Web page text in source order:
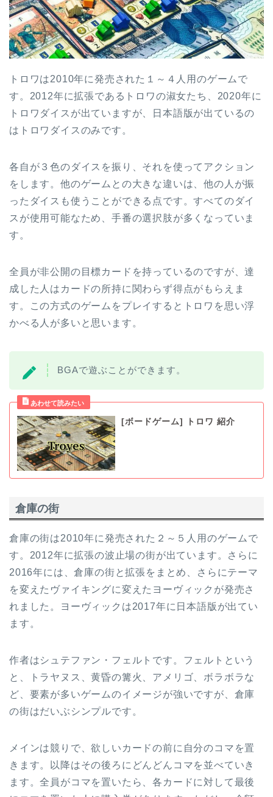
トロワは2010年に発売された１～４人用のゲームで
す。2012年に拡張であるトロワの淑女たち、2020年に
トロワダイスが出ていますが、日本語版が出ているの
はトロワダイスのみです。
各自が３色のダイスを振り、それを使ってアクション
をします。他のゲームとの大きな違いは、他の人が振
ったダイスも使うことができる点です。すべてのダイ
スが使用可能なため、手番の選択肢が多くなっていま
す。
全員が非公開の目標カードを持っているのですが、達
成した人はカードの所持に関わらず得点がもらえま
す。この方式のゲームをプレイするとトロワを思い浮
かべる人が多いと思います。
BGAで遊ぶことができます。
[ボードゲーム] トロワ 紹介
倉庫の街
倉庫の街は2010年に発売された２～５人用のゲームで
す。2012年に拡張の波止場の街が出ています。さらに
2016年には、倉庫の街と拡張をまとめ、さらにテーマ
を変えたヴァイキングに変えたヨーヴィックが発売さ
れました。ヨーヴィックは2017年に日本語版が出てい
ます。
作者はシュテファン・フェルトです。フェルトという
と、トラヤヌス、黄昏の篝火、アメリゴ、ボラボラな
ど、要素が多いゲームのイメージが強いですが、倉庫
の街はだいぶシンプルです。
メインは競りで、欲しいカードの前に自分のコマを置
きます。以降はその後ろにどんどんコマを並べていき
ます。全員がコマを置いたら、各カードに対して最後